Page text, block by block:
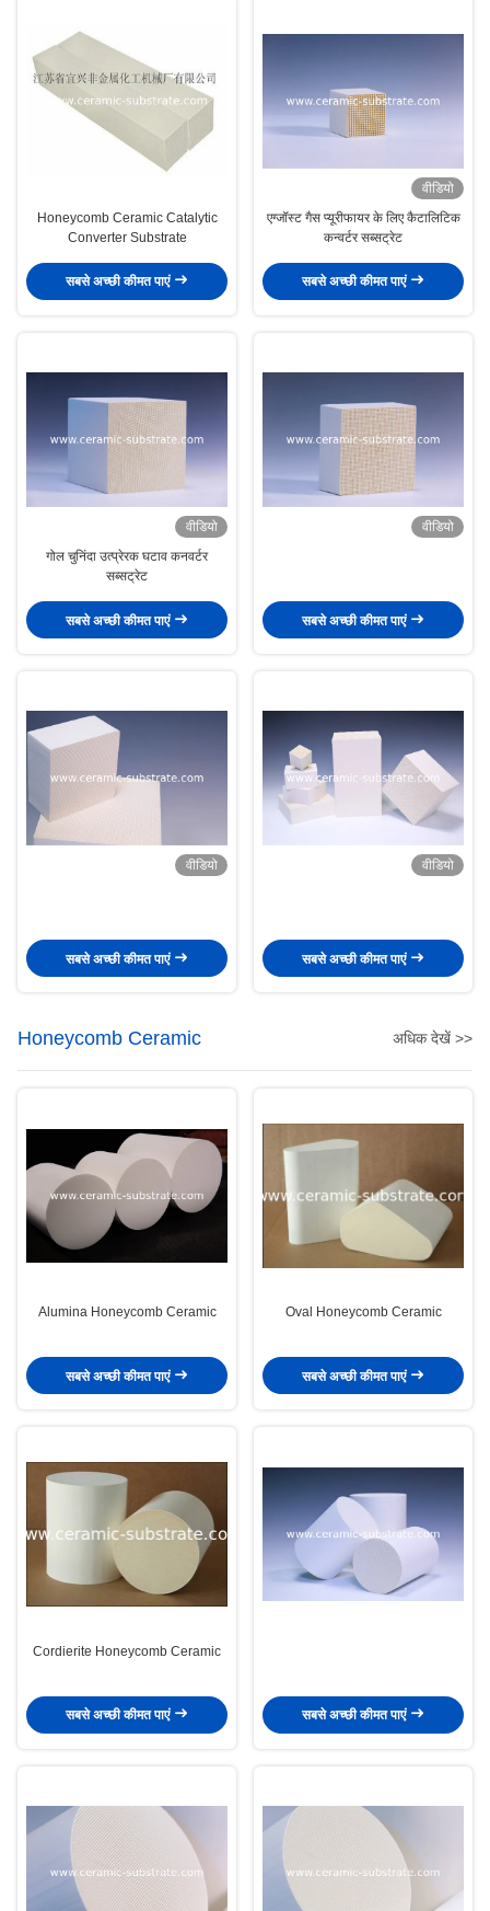
Honeycomb Ceramic Catalytic
Converter Substrate
सबसे अच्छी कीमत पाएं
वीडियो
एग्जॉस्ट गैस प्यूरीफायर के लिए कैटालिटिक
कन्वर्टर सब्सट्रेट
सबसे अच्छी कीमत पाएं
वीडियो
गोल चुनिंदा उत्प्रेरक घटाव कनवर्टर
सब्सट्रेट
सबसे अच्छी कीमत पाएं
वीडियो
सबसे अच्छी कीमत पाएं
वीडियो
सबसे अच्छी कीमत पाएं
वीडियो
सबसे अच्छी कीमत पाएं
Honeycomb Ceramic अधिक देखें >>
Alumina Honeycomb Ceramic
सबसे अच्छी कीमत पाएं
Oval Honeycomb Ceramic
सबसे अच्छी कीमत पाएं
Cordierite Honeycomb Ceramic
सबसे अच्छी कीमत पाएं सबसे अच्छी कीमत पाएं